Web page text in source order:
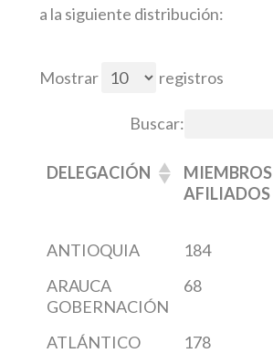
a la siguiente distribución:
Mostrar registros
Buscar:
DELEGACIÓN
MIEMBROS
AFILIADOS
ANTIOQUIA 184
ARAUCA
GOBERNACIÓN
68
ATLÁNTICO 178